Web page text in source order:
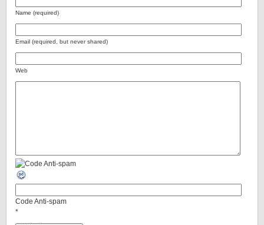
Name (required)
Email (required, but never shared)
Web
Code Anti-spam
*